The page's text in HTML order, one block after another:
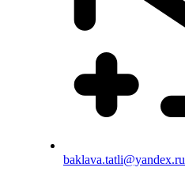
baklava.tatli@yandex.ru